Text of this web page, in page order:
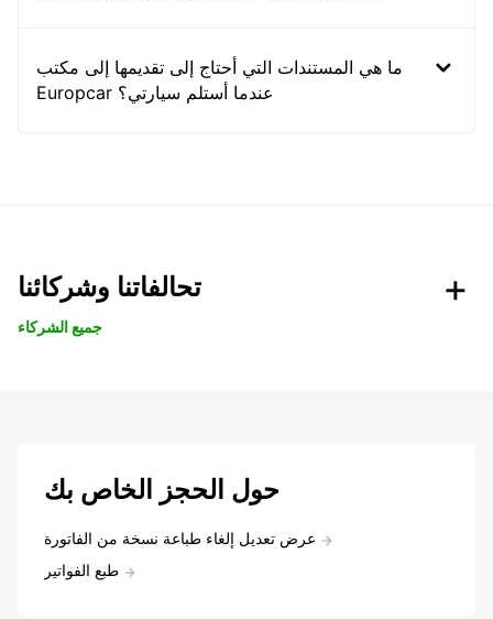
ما هي المستندات التي أحتاج إلى تقديمها إلى مكتب
Europcar عندما أستلم سيارتي؟
تحالفاتنا وشركائنا
جميع الشركاء
حول الحجز الخاص بك
عرض تعديل إلغاء طباعة نسخة من الفاتورة
طبع الفواتير